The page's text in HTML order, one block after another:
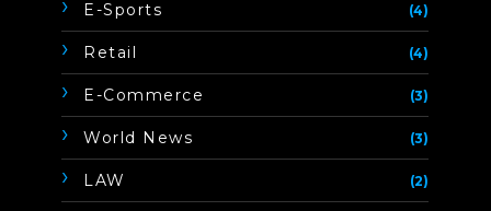
E-Sports (4)
Retail (4)
E-Commerce (3)
World News (3)
LAW (2)